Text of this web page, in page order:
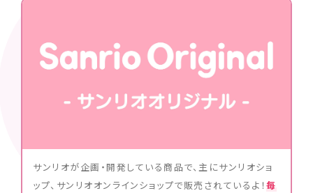
サンリオが企画・開発している商品で、主にサンリオショ
ップ、サンリオオンラインショップで販売されているよ！毎